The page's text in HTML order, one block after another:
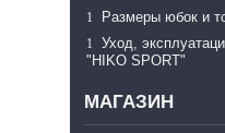
Размеры юбок и
Уход,
"HIKO SPORT"
МАГАЗИН